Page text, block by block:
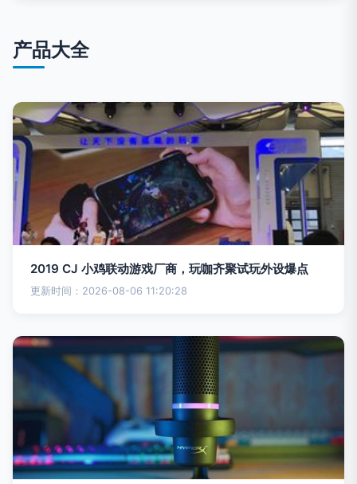
产品大全
2019 CJ 小鸡联动游戏厂商，玩咖齐聚试玩外设爆点
更新时间：2026-08-06 11:20:28